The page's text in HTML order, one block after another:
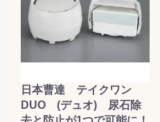
日本曹達 テイクワン
DUO (デュオ) 尿石除